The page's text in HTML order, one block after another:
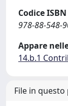
Codice ISBN
978-88-548-
Appare
14.b.1
File in